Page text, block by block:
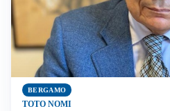
BERGAMO
TOTO NOMI